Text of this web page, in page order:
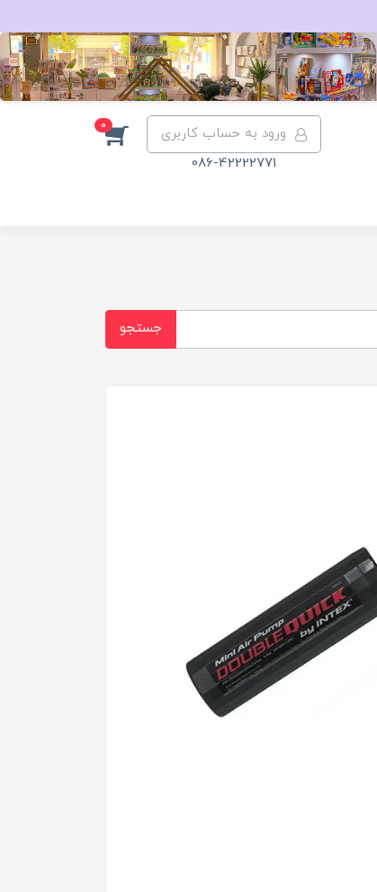
ورود به حساب کاربری
086-42222771
0
جستجو